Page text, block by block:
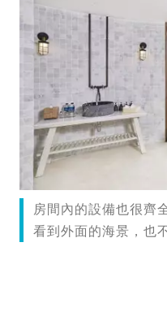
房間內的設備也很齊
看到外面的海景，也